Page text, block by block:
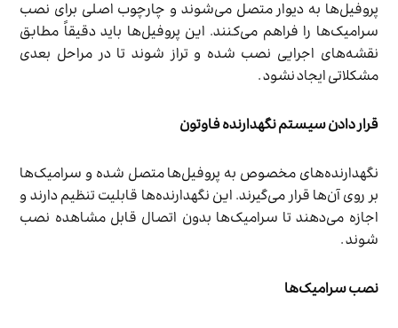
پروفیل‌ها به دیوار متصل می‌شوند و چارچوب اصلی برای نصب
سرامیک‌ها را فراهم می‌کنند. این پروفیل‌ها باید دقیقاً مطابق
نقشه‌های اجرایی نصب شده و تراز شوند تا در مراحل بعدی
مشکلاتی ایجاد نشود .
قرار دادن سیستم نگهدارنده فاوتون
نگهدارنده‌های مخصوص به پروفیل‌ها متصل شده و سرامیک‌ها
بر روی آن‌ها قرار می‌گیرند. این نگهدارنده‌ها قابلیت تنظیم دارند و
اجازه می‌دهند تا سرامیک‌ها بدون اتصال قابل مشاهده نصب
شوند .
نصب سرامیک‌ها